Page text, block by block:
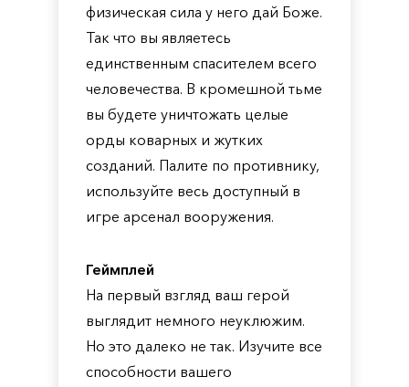
физическая сила у него дай Боже.
Так что вы являетесь
единственным спасителем всего
человечества. В кромешной тьме
вы будете уничтожать целые
орды коварных и жутких
созданий. Палите по противнику,
используйте весь доступный в
игре арсенал вооружения.
Геймплей
На первый взгляд ваш герой
выглядит немного неуклюжим.
Но это далеко не так. Изучите все
способности вашего